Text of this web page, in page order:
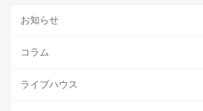
お知らせ
コラム
ライブハウス